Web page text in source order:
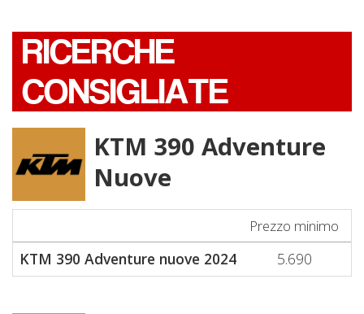
RICERCHE
CONSIGLIATE
KTM 390 Adventure
Nuove
Prezzo minimo
KTM 390 Adventure nuove 2024 5.690